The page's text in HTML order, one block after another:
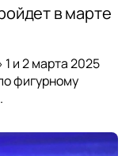
в марте
и 2 марта 2025
фигурному